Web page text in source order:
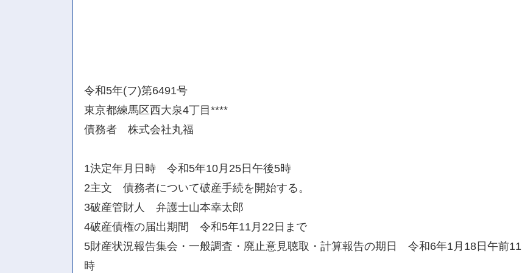
令和5年(フ)第6491号
東京都練馬区西大泉4丁目****
債務者 株式会社丸福
1決定年月日時 令和5年10月25日午後5時
2主文 債務者について破産手続を開始する。
3破産管財人 弁護士山本幸太郎
4破産債権の届出期間 令和5年11月22日まで
5財産状況報告集会・一般調査・廃止意見聴取・計算報告の期日 令和6年1月18日午前11
時